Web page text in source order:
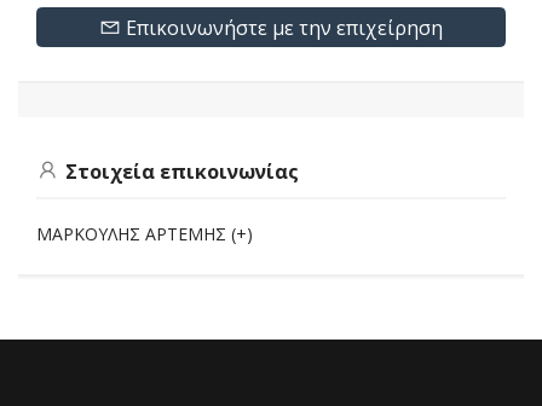
Επικοινωνήστε με την επιχείρηση
Στοιχεία επικοινωνίας
ΜΑΡΚΟΥΛΗΣ ΑΡΤΕΜΗΣ (+)